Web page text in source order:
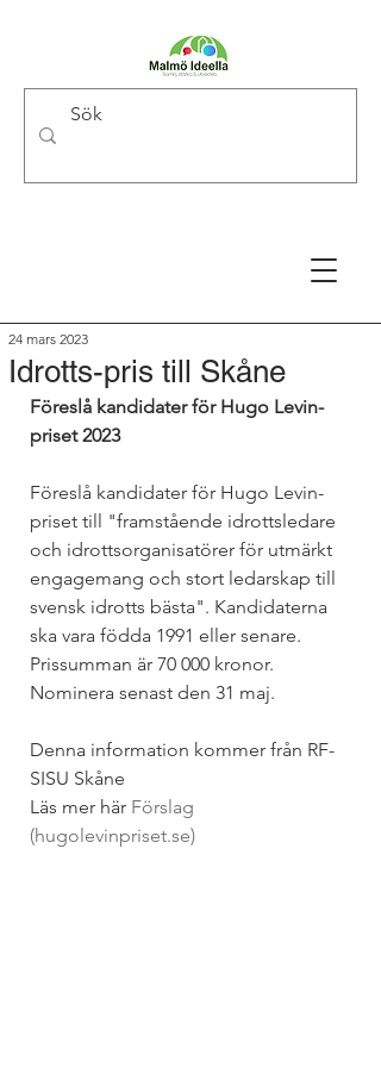
Idrotts-pris till Skåne
24 mars 2023
Föreslå kandidater för Hugo Levin-
priset 2023
Föreslå kandidater för Hugo Levin-
priset till "framstående idrottsledare
och idrottsorganisatörer för utmärkt
engagemang och stort ledarskap till
svensk idrotts bästa". Kandidaterna
ska vara födda 1991 eller senare.
Prissumman är 70 000 kronor.
Nominera senast den 31 maj.
Denna information kommer från RF-
SISU Skåne
Läs mer här Förslag
(hugolevinpriset.se)